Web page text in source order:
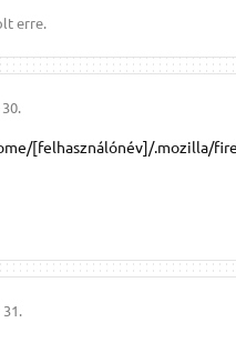
erre.
[felhasználónév]/.mozilla/
31.